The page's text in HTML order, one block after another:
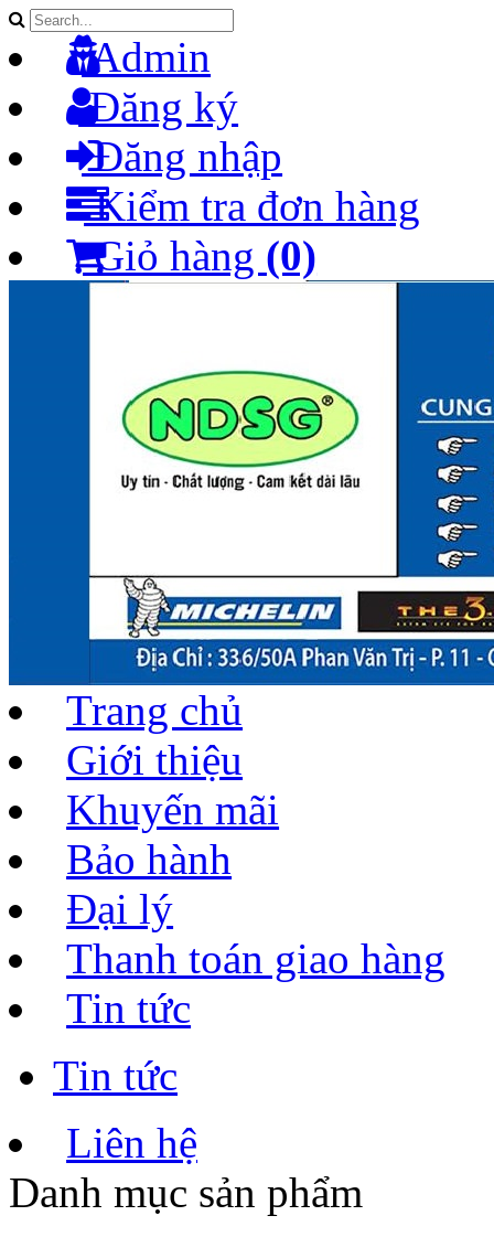
Admin
Đăng ký
Đăng nhập
Kiểm tra đơn hàng
Giỏ hàng (0)
Trang chủ
Giới thiệu
Khuyến mãi
Bảo hành
Đại lý
Thanh toán giao hàng
Tin tức
Tin tức
Liên hệ
Danh mục sản phẩm